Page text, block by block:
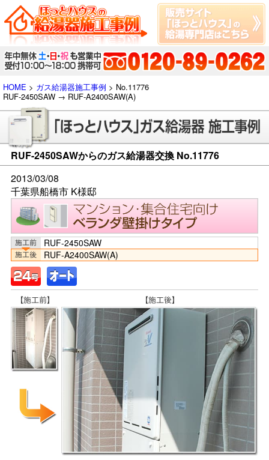
HOME > ガス給湯器施工事例 > No.11776
RUF-2450SAW → RUF-A2400SAW(A)
RUF-2450SAWからのガス給湯器交換 No.11776
2013/03/08
千葉県船橋市 K様邸
RUF-2450SAW
RUF-A2400SAW(A)